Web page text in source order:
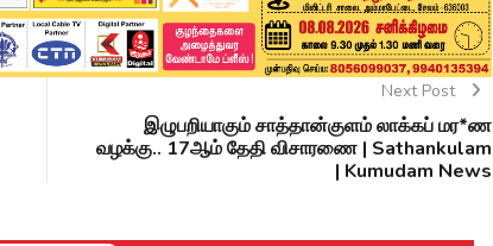
Next Post
இழுபறியாகும் சாத்தான்குளம் லாக்கப் மர*ண
வழக்கு.. 17ஆம் தேதி விசாரணை | Sathankulam
| Kumudam News